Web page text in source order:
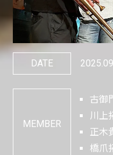
DATE
MEMBER
古御
川上
正木
橋爪